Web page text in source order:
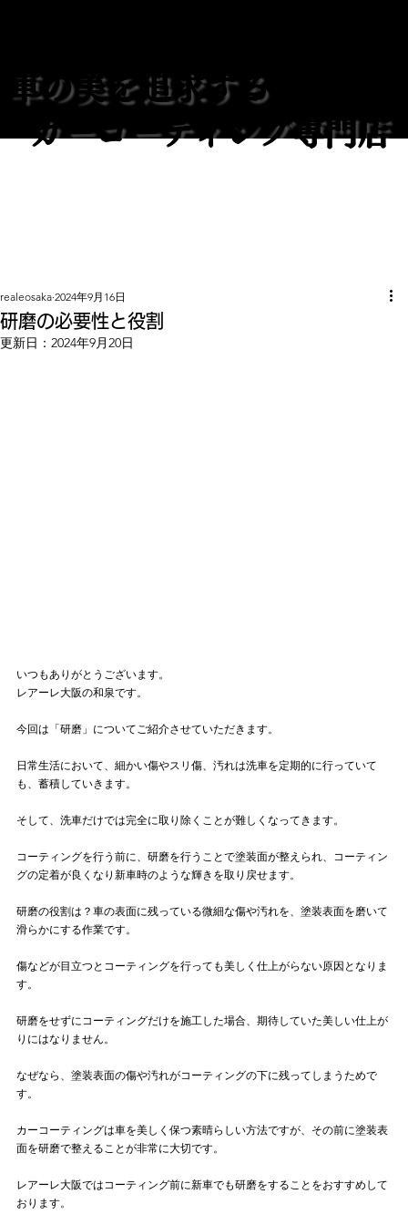
車の美を追求する
カーコーティング専門店
研磨の必要性と役割
realeosaka 2024年9月16日
更新日： 2024年9月20日
いつもありがとうございます。
レアーレ大阪の和泉です。
今回は「研磨」についてご紹介させていただきます。
日常生活において、細かい傷やスリ傷、汚れは洗車を定期的に行っていて
も、蓄積していきます。
そして、洗車だけでは完全に取り除くことが難しくなってきます。
コーティングを行う前に、研磨を行うことで塗装面が整えられ、コーティン
グの定着が良くなり新車時のような輝きを取り戻せます。
研磨の役割は？車の表面に残っている微細な傷や汚れを、塗装表面を磨いて
滑らかにする作業です。
傷などが目立つとコーティングを行っても美しく仕上がらない原因となりま
す。
研磨をせずにコーティングだけを施工した場合、期待していた美しい仕上が
りにはなりません。
なぜなら、塗装表面の傷や汚れがコーティングの下に残ってしまうためで
す。
カーコーティングは車を美しく保つ素晴らしい方法ですが、その前に塗装表
面を研磨で整えることが非常に大切です。
レアーレ大阪ではコーティング前に新車でも研磨をすることをおすすめして
おります。